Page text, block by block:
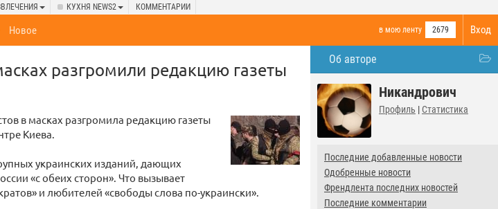
КУХНЯ NEWS2 КОММЕНТАРИИ
Вход
в мою ленту 2679
Новое
Об авторе
Никандрович
Профиль | Статистика
Последние добавленные новости
Одобренные новости
Френдлента последних новостей
Последние комментарии
разгромили редакцию газеты
в масках разгромила редакцию газеты
Киева.
украинских изданий, дающих
«с обеих сторон». Что вызывает
и любителей «свободы слова по-украински».